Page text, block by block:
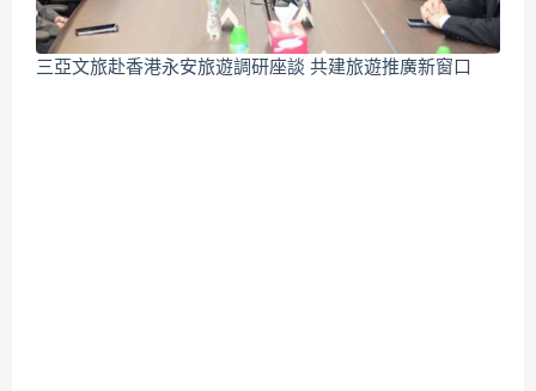
三亞文旅赴香港永安旅遊調研座談 共建旅遊推廣新窗口